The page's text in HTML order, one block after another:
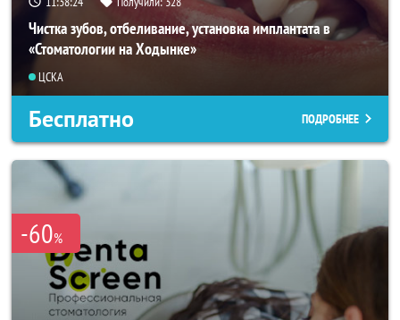
Чистка зубов, отбеливание, установка имплантата в
«Стоматологии на Ходынке»
ЦСКА
Бесплатно ПОДРОБНЕЕ
-60%